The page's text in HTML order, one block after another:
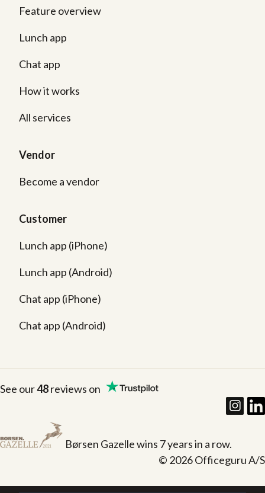
Feature overview
Lunch app
Chat app
How it works
All services
Vendor
Become a vendor
Customer
Lunch app (iPhone)
Lunch app (Android)
Chat app (iPhone)
Chat app (Android)
See our48reviews on
Børsen Gazelle wins 7 years in a row.
© 2026 Officeguru A/S